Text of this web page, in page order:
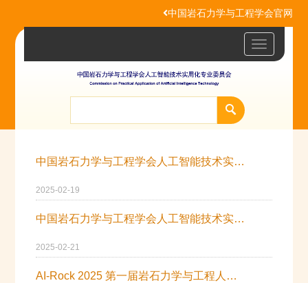
中国岩石力学与工程学会官网
Toggle
中国岩石力学与工程学会人工智能技术实用化专业委员会成立
2025-02-19
中国岩石力学与工程学会人工智能技术实用化专业委员会成员
2025-02-21
AI-Rock 2025 第一届岩石力学与工程人工智能 学术会议（第1号通知）